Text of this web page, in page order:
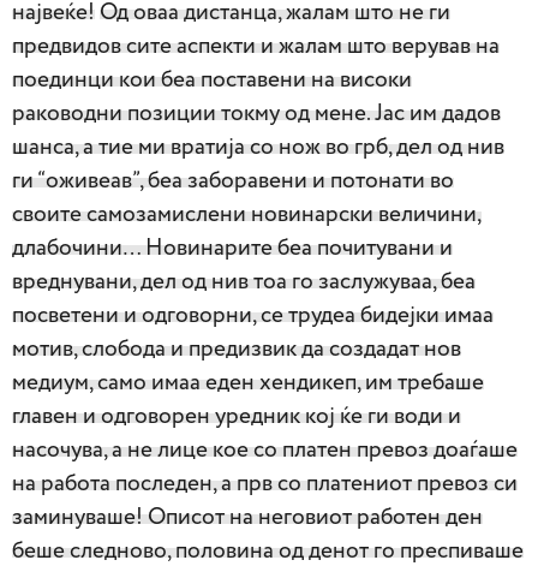
највеќе! Од оваа дистанца, жалам што не ги
предвидов сите аспекти и жалам што верував на
поединци кои беа поставени на високи
раководни позиции токму од мене. Јас им дадов
шанса, а тие ми вратија со нож во грб, дел од нив
ги “оживеав”, беа заборавени и потонати во
своите самозамислени новинарски величини,
длабочини… Новинарите беа почитувани и
вреднувани, дел од нив тоа го заслужуваа, беа
посветени и одговорни, се трудеа бидејки имаа
мотив, слобода и предизвик да создадат нов
медиум, само имаа еден хендикеп, им требаше
главен и одговорен уредник кој ќе ги води и
насочува, а не лице кое со платен превоз доаѓаше
на работа последен, а прв со платениот превоз си
заминуваше! Описот на неговиот работен ден
беше следново, половина од денот го преспиваше